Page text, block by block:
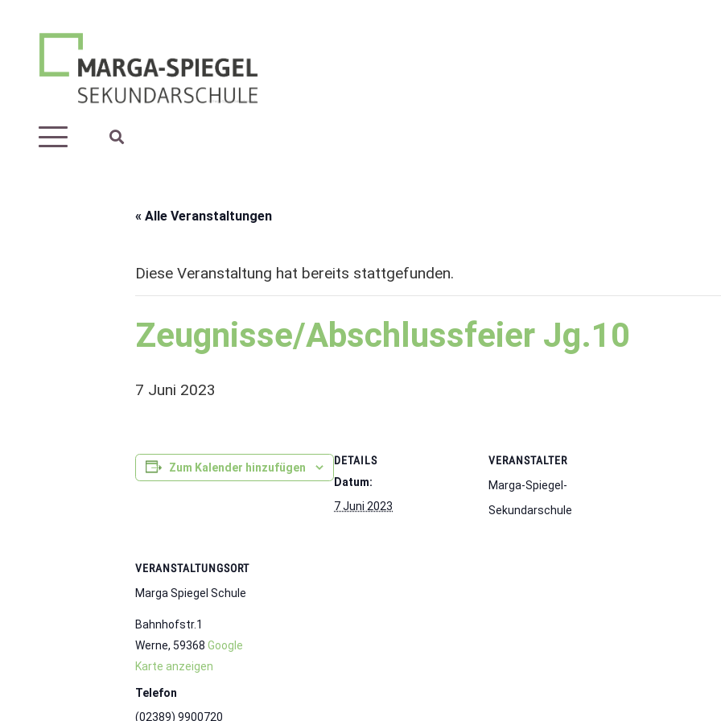
« Alle Veranstaltungen
Diese Veranstaltung hat bereits stattgefunden.
Zeugnisse/Abschlussfeier Jg.10
7 Juni 2023
Zum Kalender hinzufügen
DETAILS
Datum:
7 Juni 2023
VERANSTALTER
Marga-Spiegel-
Sekundarschule
VERANSTALTUNGSORT
Marga Spiegel Schule
Bahnhofstr.1
Werne, 59368 Google
Karte anzeigen
Telefon
(02389) 9900720